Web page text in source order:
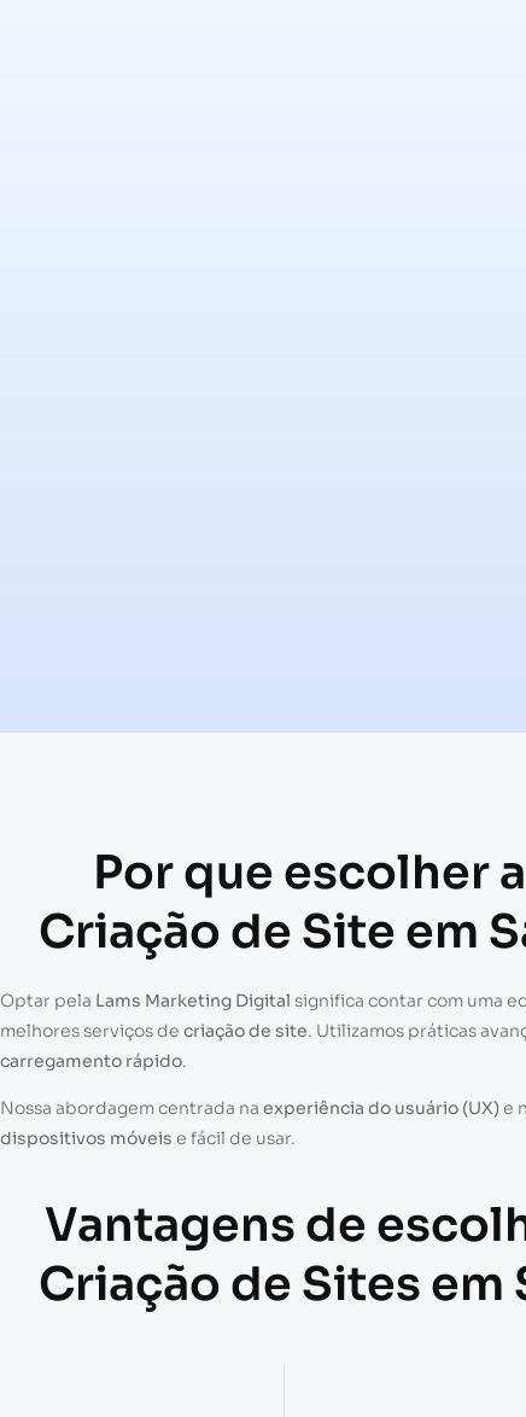
Por que escolher
Criação de Site em
Optar pela Lams Marketing Digital significa contar com uma
melhores serviços de criação de site. Utilizamos práticas
carregamento rápido.
Nossa abordagem centrada na experiência do usuário (UX)e
dispositivos móveis e fácil de usar.
Vantagens de
Criação de Sites em